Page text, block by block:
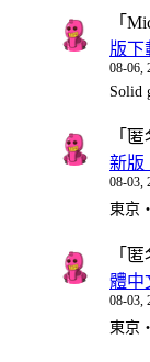
「
版下
08-06,
Solid
「 匿
新版
08-03,
東京
「 匿
體中
08-03,
東京